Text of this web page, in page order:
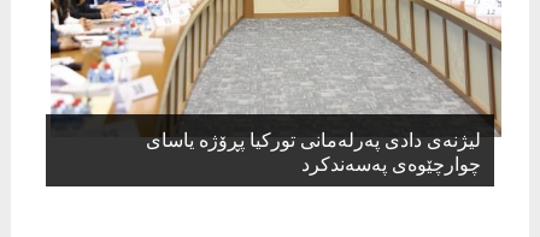
لیژنه‌ی دادی په‌رله‌مانی توركیا پڕۆژه‌ یاسای
چوارچێوه‌ی په‌سه‌ندكرد